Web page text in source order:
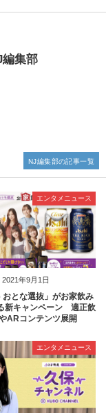
編集部
2021年9月1日
エンタメニュース
おとな選抜」がお家飲み
新キャンペーン 適正飲
ARコンテンツ展開
エンタメニュース
NJ編集部の記事一覧